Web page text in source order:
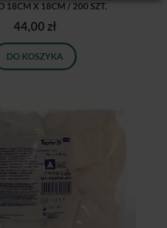
18CM X 18CM / 200 SZT.
44,00 zł
DO KOSZYKA